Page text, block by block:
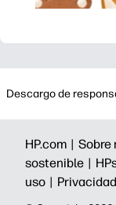
Descargo de
HP.com | Sobre
sostenible |
uso | Privacidad